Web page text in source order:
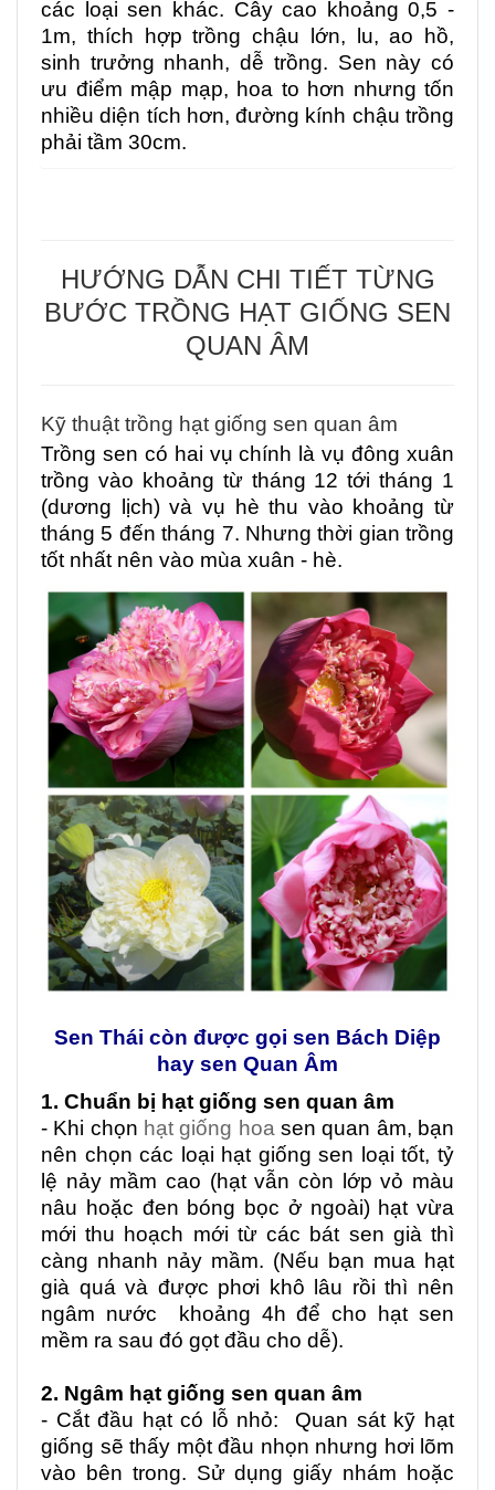
các loại sen khác. Cây cao khoảng 0,5 -
1m, thích hợp trồng chậu lớn, lu, ao hồ,
sinh trưởng nhanh, dễ trồng. Sen này có
ưu điểm mập mạp, hoa to hơn nhưng tốn
nhiều diện tích hơn, đường kính chậu trồng
phải tầm 30cm.
HƯỚNG DẪN CHI TIẾT TỪNG
BƯỚC TRỒNG HẠT GIỐNG SEN
QUAN ÂM
Kỹ thuật trồng hạt giống sen quan âm
Trồng sen có hai vụ chính là vụ đông xuân
trồng vào khoảng từ tháng 12 tới tháng 1
(dương lịch) và vụ hè thu vào khoảng từ
tháng 5 đến tháng 7. Nhưng thời gian trồng
tốt nhất nên vào mùa xuân - hè.
Sen Thái còn được gọi sen Bách Diệp
hay sen Quan Âm
1. Chuẩn bị hạt giống sen quan âm
- Khi chọn hạt giống hoa sen quan âm, bạn
nên chọn các loại hạt giống sen loại tốt, tỷ
lệ nảy mầm cao (hạt vẫn còn lớp vỏ màu
nâu hoặc đen bóng bọc ở ngoài) hạt vừa
mới thu hoạch mới từ các bát sen già thì
càng nhanh nảy mầm. (Nếu bạn mua hạt
già quá và được phơi khô lâu rồi thì nên
ngâm nước khoảng 4h để cho hạt sen
mềm ra sau đó gọt đầu cho dễ).
2. Ngâm hạt giống sen quan âm
- Cắt đầu hạt có lỗ nhỏ: Quan sát kỹ hạt
giống sẽ thấy một đầu nhọn nhưng hơi lõm
vào bên trong. Sử dụng giấy nhám hoặc